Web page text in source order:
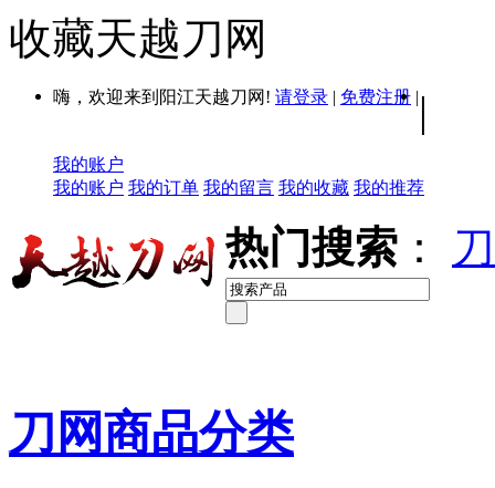
收藏天越刀网
嗨，欢迎来到阳江天越刀网! 请登录 | 免费注册 | |
我的账户
我的账户 我的订单 我的留言 我的收藏 我的推荐
热门搜索 ：
刀网商品分类